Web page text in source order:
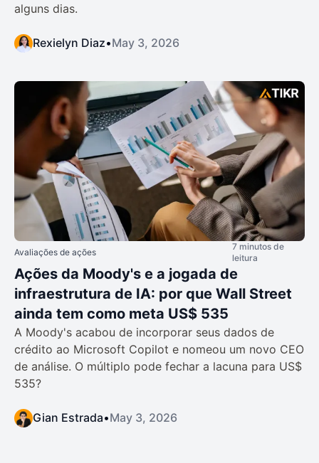
alguns dias.
Rexielyn Diaz•May 3, 2026
Avaliações de ações
7 minutos de
leitura
Ações da Moody's e a jogada de
infraestrutura de IA: por que Wall Street
ainda tem como meta US$ 535
A Moody's acabou de incorporar seus dados de
crédito ao Microsoft Copilot e nomeou um novo CEO
de análise. O múltiplo pode fechar a lacuna para US$
535?
Gian Estrada•May 3, 2026